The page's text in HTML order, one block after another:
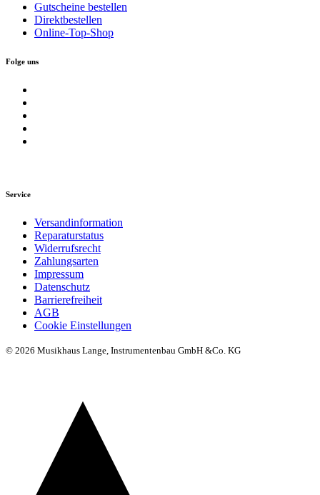
Gutscheine bestellen
Direktbestellen
Online-Top-Shop
Folge uns
Service
Versandinformation
Reparaturstatus
Widerrufsrecht
Zahlungsarten
Impressum
Datenschutz
Barrierefreiheit
AGB
Cookie Einstellungen
© 2026 Musikhaus Lange, Instrumentenbau GmbH &Co. KG